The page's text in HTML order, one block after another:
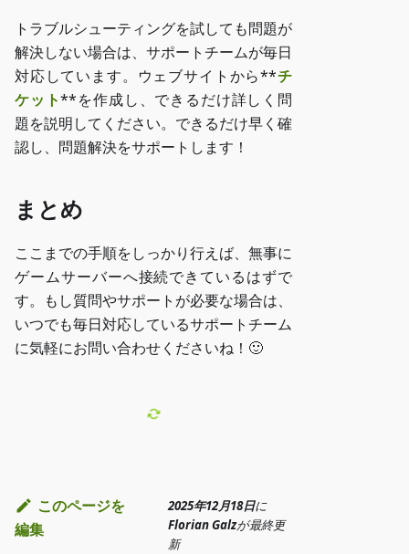
トラブルシューティングを試しても問題が
解決しない場合は、サポートチームが毎日
対応しています。ウェブサイトから**チ
ケット**を作成し、できるだけ詳しく問
題を説明してください。できるだけ早く確
認し、問題解決をサポートします！
まとめ
ここまでの手順をしっかり行えば、無事に
ゲームサーバーへ接続できているはずで
す。もし質問やサポートが必要な場合は、
いつでも毎日対応しているサポートチーム
に気軽にお問い合わせくださいね！🙂
このページを
編集
2025年12月18日に
Florian Galzが最終更
新